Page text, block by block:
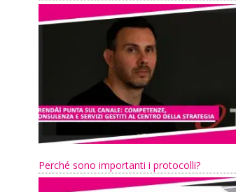
Perché sono importanti i protocolli?